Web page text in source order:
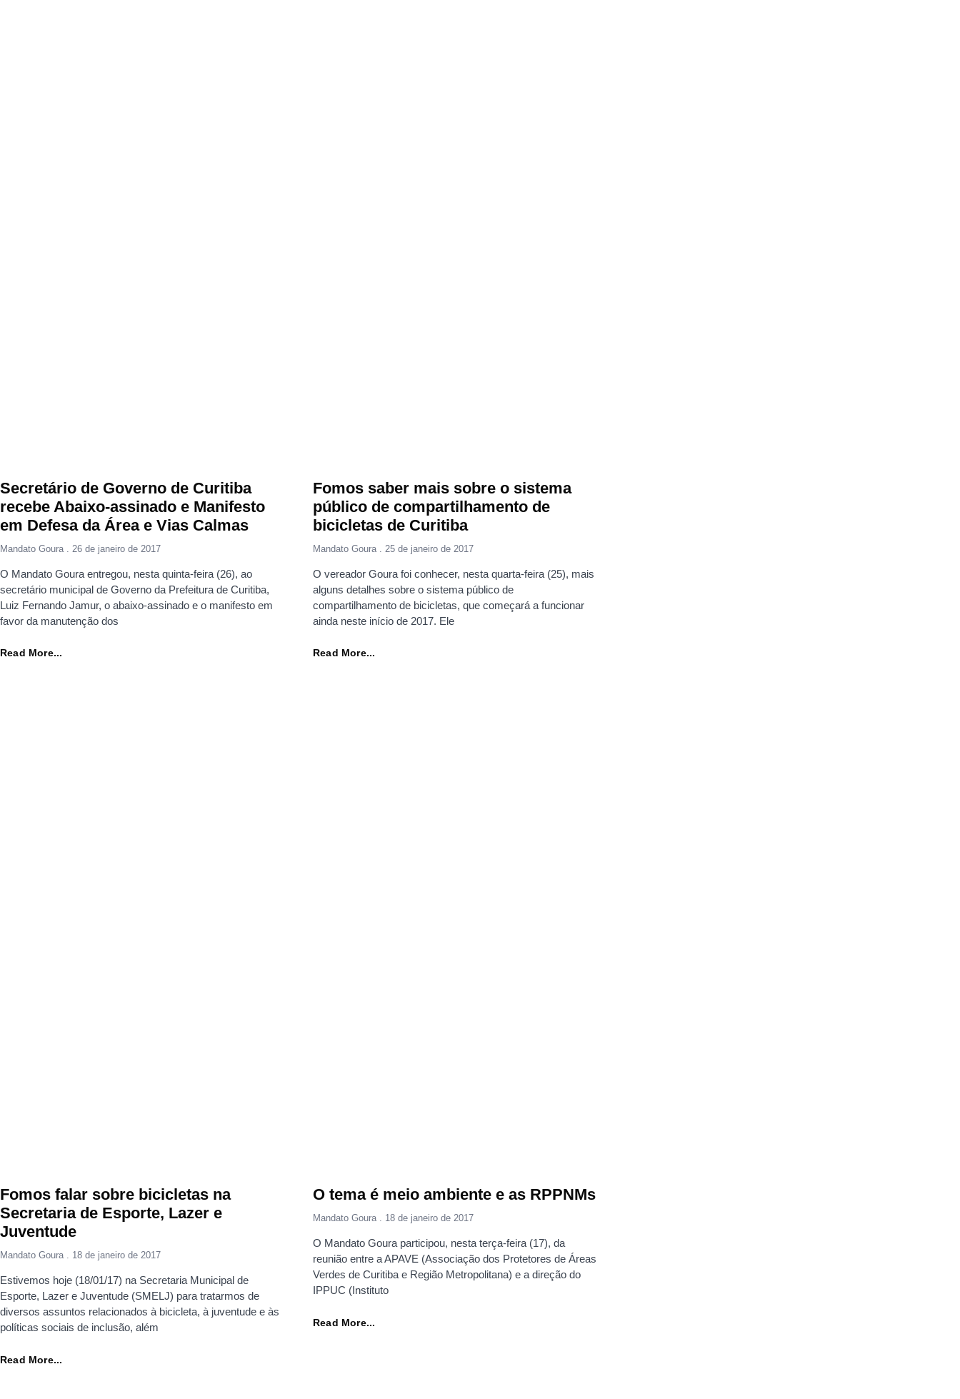
Secretário de Governo de Curitiba
recebe Abaixo-assinado e Manifesto
em Defesa da Área e Vias Calmas
Mandato Goura 26 de janeiro de 2017
O Mandato Goura entregou, nesta quinta-feira (26), ao
secretário municipal de Governo da Prefeitura de Curitiba,
Luiz Fernando Jamur, o abaixo-assinado e o manifesto em
favor da manutenção dos
Read More...
Fomos saber mais sobre o sistema
público de compartilhamento de
bicicletas de Curitiba
Mandato Goura 25 de janeiro de 2017
O vereador Goura foi conhecer, nesta quarta-feira (25), mais
alguns detalhes sobre o sistema público de
compartilhamento de bicicletas, que começará a funcionar
ainda neste início de 2017. Ele
Read More...
Fomos falar sobre bicicletas na
Secretaria de Esporte, Lazer e
Juventude
Mandato Goura 18 de janeiro de 2017
Estivemos hoje (18/01/17) na Secretaria Municipal de
Esporte, Lazer e Juventude (SMELJ) para tratarmos de
diversos assuntos relacionados à bicicleta, à juventude e às
políticas sociais de inclusão, além
Read More...
O tema é meio ambiente e as RPPNMs
Mandato Goura 18 de janeiro de 2017
O Mandato Goura participou, nesta terça-feira (17), da
reunião entre a APAVE (Associação dos Protetores de Áreas
Verdes de Curitiba e Região Metropolitana) e a direção do
IPPUC (Instituto
Read More...